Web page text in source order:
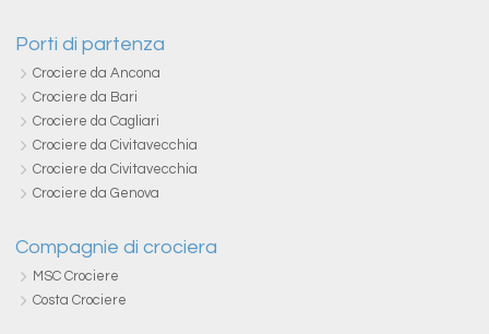
Porti di partenza
Crociere da Ancona
Crociere da Bari
Crociere da Cagliari
Crociere da Civitavecchia
Crociere da Civitavecchia
Crociere da Genova
Compagnie di crociera
MSC Crociere
Costa Crociere